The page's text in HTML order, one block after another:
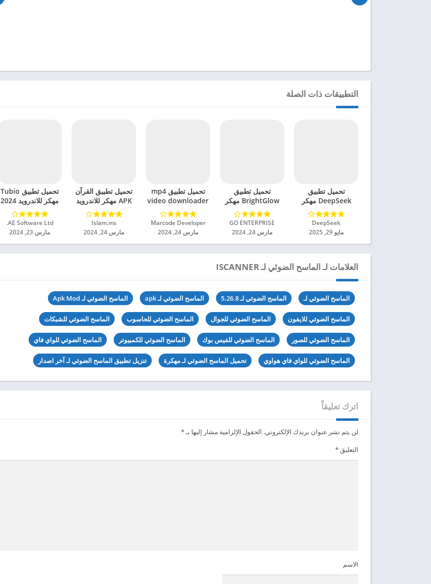
التطبيقات ذات الصلة
تحميل تطبيق
DeepSeek مهكر
للاندرويد 2025
DeepSeek‏
مايو 29, 2025
تحميل تطبيق
BrightGlow مهكر
للاندرويد 2024
GO ENTERPRISE‏
مارس 24, 2024
تحميل تطبيق mp4
video downloader
مهكر للاندرويد 2024
Marcode Developer‏
مارس 24, 2024
تحميل تطبيق القرآن
APK مهكر للاندرويد
2024
Islam.ms‏
مارس 24, 2024
تحميل تطبيق Tubio
مهكر للاندرويد 2024
AE Software Ltd.‏
مارس 23, 2024
العلامات لـ الماسح الضوئي لـ ISCANNER
الماسح الضوئي لـ الماسح الضوئي لـ 5.26.8 الماسح الضوئي لـ apk الماسح الضوئي لـ Apk Mod
الماسح الضوئي للايفون الماسح الضوئي للجوال الماسح الضوئي للحاسوب الماسح الضوئي للشبكات
الماسح الضوئي للصور الماسح الضوئي للفيس بوك الماسح الضوئي للكمبيوتر الماسح الضوئي للواي فاي
الماسح الضوئي للواي فاي هواوي تحميل الماسح الضوئي لـ مهكرة تنزيل تطبيق الماسح الضوئي لـ آخر اصدار
اترك تعليقاً
لن يتم نشر عنوان بريدك الإلكتروني. الحقول الإلزامية مشار إليها بـ*
التعليق*
الاسم